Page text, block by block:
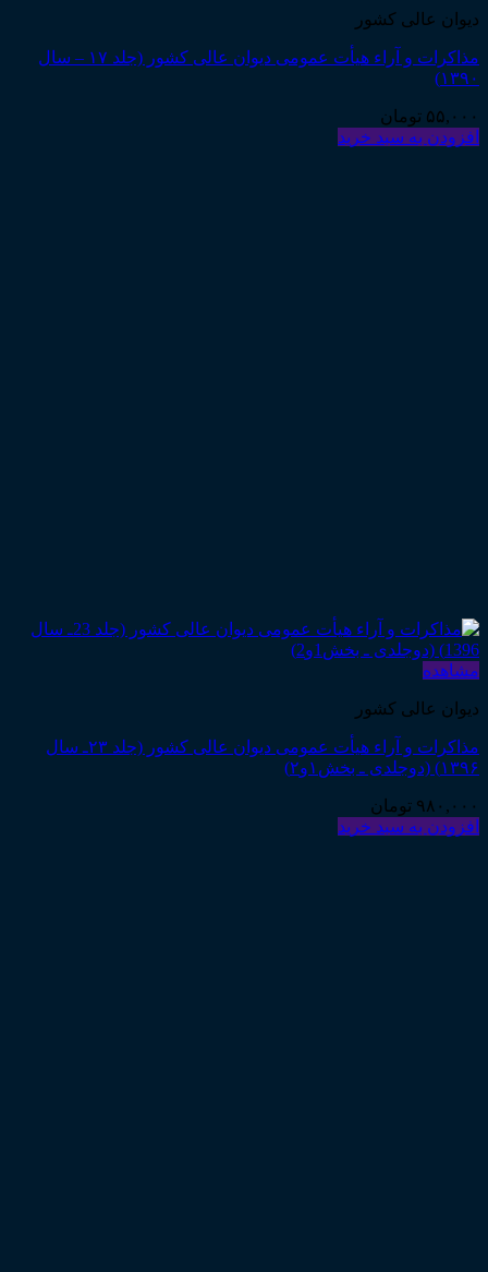
دیوان عالی کشور
مذاکرات و آراء هیأت عمومی دیوان عالی کشور (جلد ۱۷ – سال
۱۳۹۰)
۵۵,۰۰۰ تومان
افزودن به سبد خرید
مشاهده
دیوان عالی کشور
مذاکرات و آراء هیأت عمومی دیوان عالی کشور (جلد ۲۳ـ سال
۱۳۹۶) (دوجلدی ـ بخش۱و۲)
۹۸۰,۰۰۰ تومان
افزودن به سبد خرید